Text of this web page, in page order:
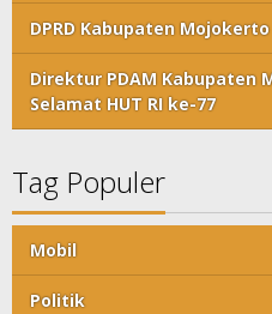
DPRD Kabupaten Mojokerto
Direktur PDAM Kabupaten
Selamat HUT RI ke-77
Tag Populer
Mobil
Politik